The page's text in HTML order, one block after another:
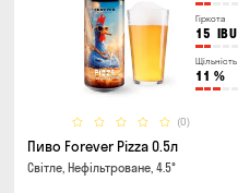
Гіркота
15 IBU
Щільність
11 %
(0)
Пиво Forever Pizza 0.5л
Світле, Нефільтроване, 4.5°